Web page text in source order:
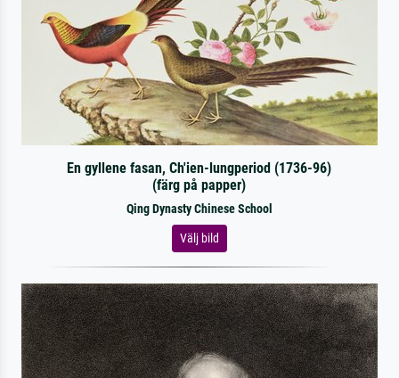
En gyllene fasan, Ch'ien-lungperiod (1736-96)
(färg på papper)
Qing Dynasty Chinese School
Välj bild